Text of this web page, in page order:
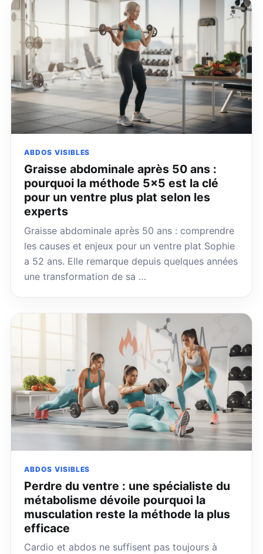
ABDOS VISIBLES
Graisse abdominale après 50 ans :
pourquoi la méthode 5×5 est la clé
pour un ventre plus plat selon les
experts
Graisse abdominale après 50 ans : comprendre
les causes et enjeux pour un ventre plat Sophie
a 52 ans. Elle remarque depuis quelques années
une transformation de sa …
ABDOS VISIBLES
Perdre du ventre : une spécialiste du
métabolisme dévoile pourquoi la
musculation reste la méthode la plus
efficace
Cardio et abdos ne suffisent pas toujours à